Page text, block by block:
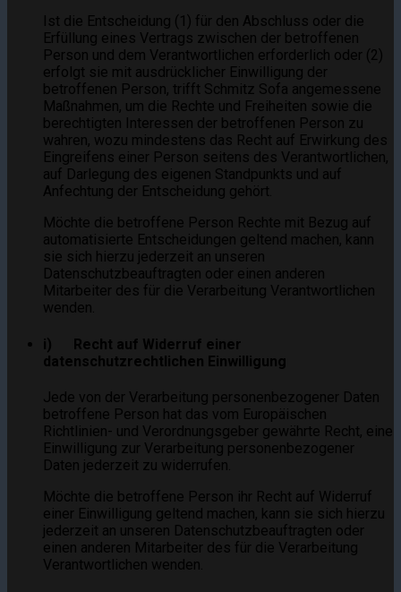
Ist die Entscheidung (1) für den Abschluss oder die
Erfüllung eines Vertrags zwischen der betroffenen
Person und dem Verantwortlichen erforderlich oder (2)
erfolgt sie mit ausdrücklicher Einwilligung der
betroffenen Person, trifft Schmitz Sofa angemessene
Maßnahmen, um die Rechte und Freiheiten sowie die
berechtigten Interessen der betroffenen Person zu
wahren, wozu mindestens das Recht auf Erwirkung des
Eingreifens einer Person seitens des Verantwortlichen,
auf Darlegung des eigenen Standpunkts und auf
Anfechtung der Entscheidung gehört.
Möchte die betroffene Person Rechte mit Bezug auf
automatisierte Entscheidungen geltend machen, kann
sie sich hierzu jederzeit an unseren
Datenschutzbeauftragten oder einen anderen
Mitarbeiter des für die Verarbeitung Verantwortlichen
wenden.
i) Recht auf Widerruf einer
datenschutzrechtlichen Einwilligung
Jede von der Verarbeitung personenbezogener Daten
betroffene Person hat das vom Europäischen
Richtlinien- und Verordnungsgeber gewährte Recht, eine
Einwilligung zur Verarbeitung personenbezogener
Daten jederzeit zu widerrufen.
Möchte die betroffene Person ihr Recht auf Widerruf
einer Einwilligung geltend machen, kann sie sich hierzu
jederzeit an unseren Datenschutzbeauftragten oder
einen anderen Mitarbeiter des für die Verarbeitung
Verantwortlichen wenden.